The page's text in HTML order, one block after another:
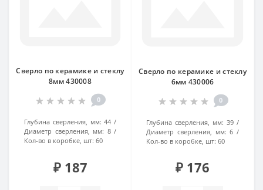
Сверло по керамике и стеклу
8мм 430008
0
Глубина сверления, мм: 44
Диаметр сверления, мм: 8
Кол-во в коробке, шт: 60
₽ 187
Сверло по керамике и стеклу
6мм 430006
0
Глубина сверления, мм: 39
Диаметр сверления, мм: 6
Кол-во в коробке, шт: 60
₽ 176